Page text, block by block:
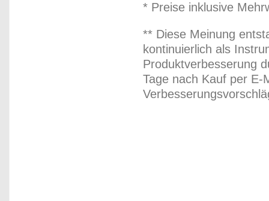
* Preise inklusive
** Diese Meinung
kontinuierlich als
Produktverbesserung
Tage nach Kauf per E-